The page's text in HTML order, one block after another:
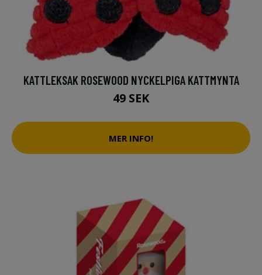
KATTLEKSAK ROSEWOOD NYCKELPIGA KATTMYNTA
49 SEK
MER INFO!